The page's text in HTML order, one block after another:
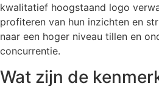
kwalitatief hoogstaand logo
profiteren van hun inzichten en
naar een hoger niveau tillen en
concurrentie.
Wat zijn de